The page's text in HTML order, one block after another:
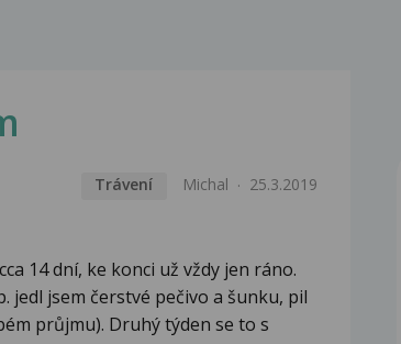
Trávení Michal 25.3.2019
14 dní, ke konci už vždy jen ráno.
jedl jsem čerstvé pečivo a šunku, pil
průjmu). Druhý týden se to s